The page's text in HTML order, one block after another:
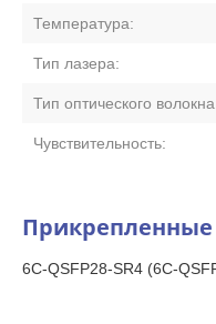
Температура:
Тип лазера:
Тип оптического
Чувствительность:
6C-QSFP28-SR4 (6C-